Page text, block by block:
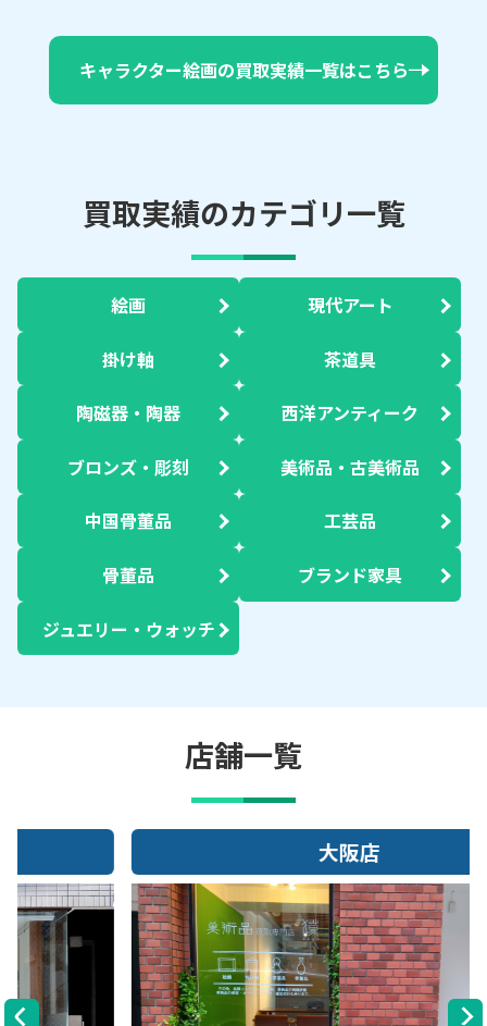
キャラクター絵画の買取実績一覧はこちら
買取実績のカテゴリ一覧
絵画 現代アート
掛け軸 茶道具
陶磁器・陶器 西洋アンティーク
ブロンズ・彫刻 美術品・古美術品
中国骨董品 工芸品
骨董品 ブランド家具
ジュエリー・ウォッチ
店舗一覧